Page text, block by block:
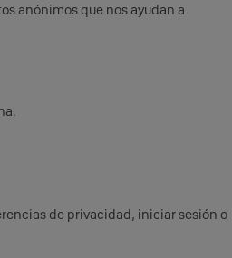
anónimos que nos ayudan a
de privacidad, iniciar sesión o